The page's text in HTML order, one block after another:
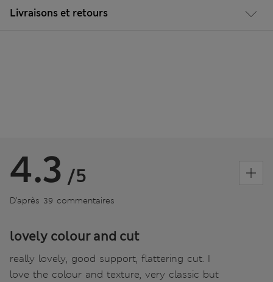
Livraisons et retours
4.3 /5
D’après 39 commentaires
lovely colour and cut
really lovely, good support, flattering cut. I
love the colour and texture, very classic but